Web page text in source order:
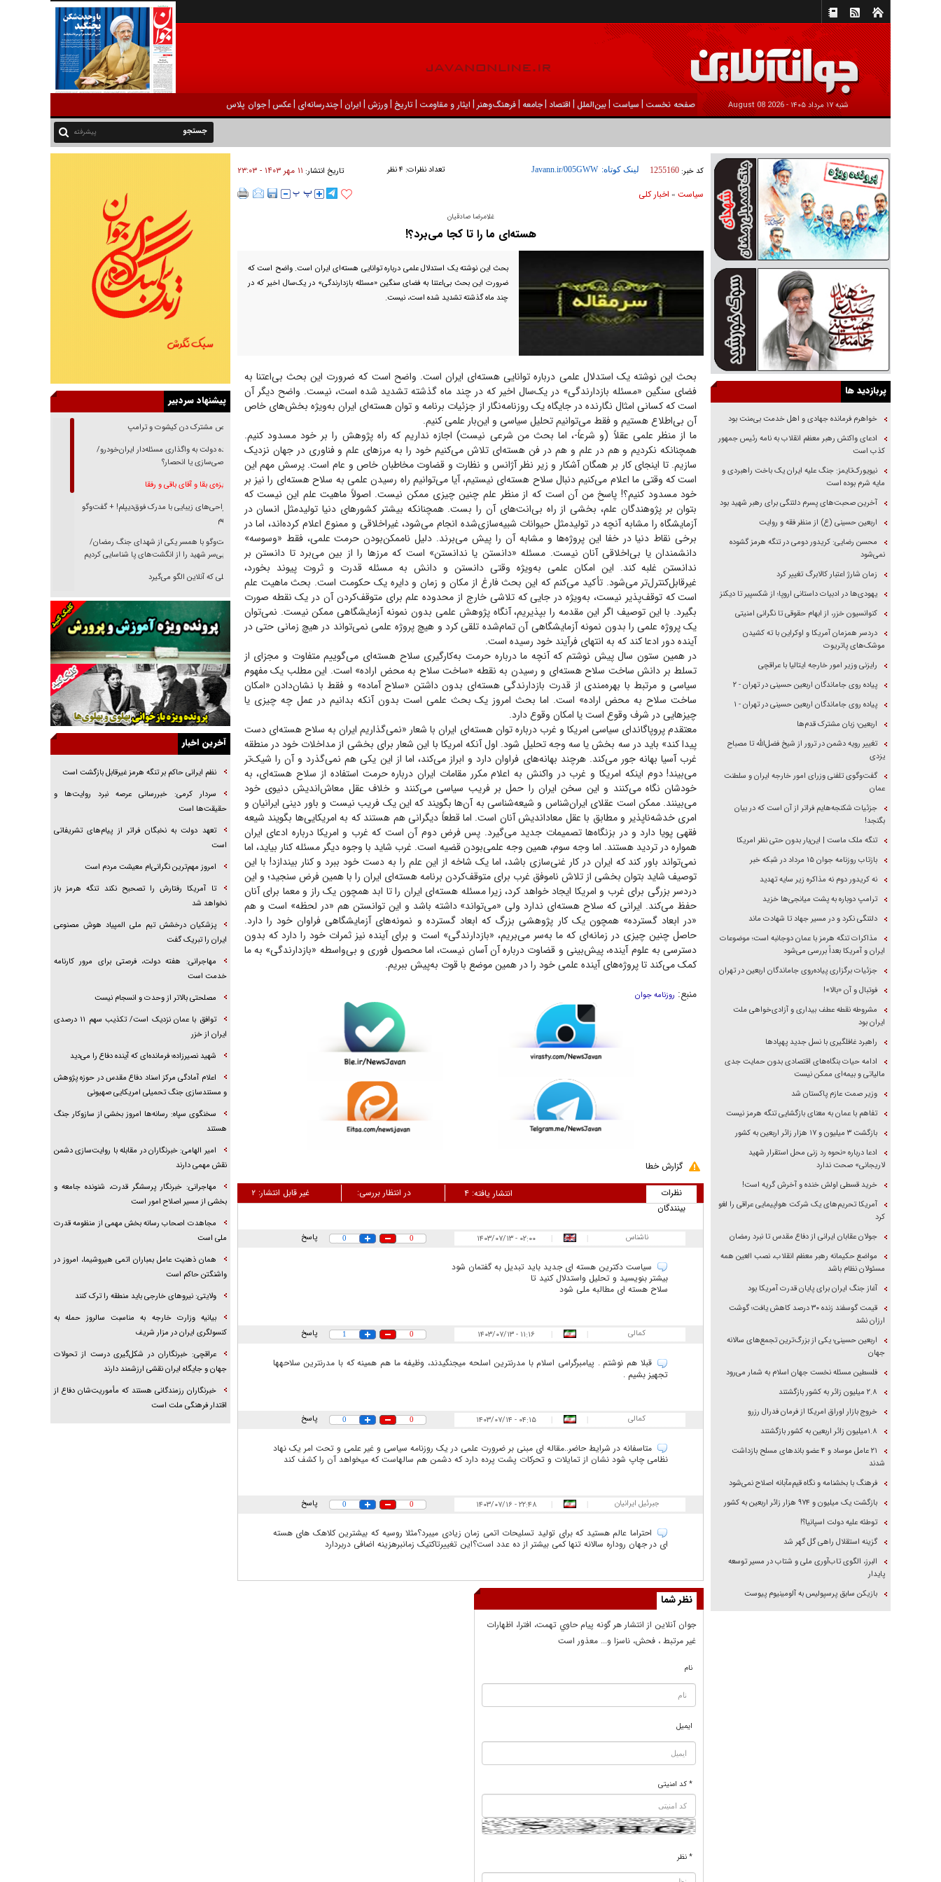
شنبه ۱۷ مرداد ۱۴۰۵ - 2026 August 08 صفحه نخست | سیاست |بين‌الملل | اقتصاد |جامعه |فرهنگ‌و‌هنر | ایثار و مقاومت |تاریخ |ورزش | ايران |چندرسانه‌ای |عکس |جوان پلاس
پیشرفته
کد خبر: 1255160 لینک کوتاه: تعداد نظرات: ۴ نظر تاریخ انتشار: ۱۱ مهر ۱۴۰۳ - ۲۳:۰۳
سیاست» اخبار کلی
غلامرضا صادقیان
هسته‌ای ما را تا کجا می‌برد؟!
بحث این نوشته یک استدلال علمی درباره توانایی هسته‌ای ایران است. واضح است که
ضرورت این بحث بی‌اعتنا به فضای سنگین «مسئله بازدارندگی» در یک‌سال اخیر که در
چند ماه گذشته تشدید شده است، نیست.
بحث این نوشته یک استدلال علمی درباره توانایی هسته‌ای ایران است. واضح است که ضرورت این بحث بی‌اعتنا به
فضای سنگین «مسئله بازدارندگی» در یک‌سال اخیر که در چند ماه گذشته تشدید شده است، نیست. واضح دیگر آن
است که کسانی امثال نگارنده در جایگاه یک روزنامه‌نگار از جزئیات برنامه و توان هسته‌ای ایران به‌ویژه بخش‌های خاص
آن بی‌اطلاع هستیم و فقط می‌توانیم تحلیل سیاسی و این‌بار علمی کنیم.
ما از منظر علمی عقلاً (و شرعاً-، اما بحث من شرعی نیست) اجازه نداریم که راه پژوهش را بر خود مسدود کنیم.
همچنانکه نکردیم و هم در علم و هم در فن هسته‌ای تلاش می‌کنیم خود را به مرز‌های علم و فناوری در جهان نزدیک
سازیم. تا اینجای کار بر همگان آشکار و زیر نظر آژانس و نظارت و قضاوت مخاطبان خاص و عام است. پرسش مهم این
است که وقتی ما اعلام می‌کنیم دنبال سلاح هسته‌ای نیستیم، آیا می‌توانیم راه رسیدن علمی به سلاح هسته‌ای را نیز بر
خود مسدود کنیم؟! پاسخ من آن است که از منظر علم چنین چیزی ممکن نیست. اصولاً ماهیت علم این نیست که
بتوان بر پژوهندگان علم، بخشی از راه بی‌انت‌های آن را بست. همچنانکه بیشتر کشور‌های دنیا تولیدمثل انسان در
آزمایشگاه را مشابه آنچه در تولیدمثل حیوانات شبیه‌سازی‌شده انجام می‌شود، غیراخلاقی و ممنوع اعلام کرده‌اند، اما در
برخی نقاط دنیا در خفا این پروژه‌ها و مشابه آن را پیش می‌برند. دلیل ناممکن‌بودن حرمت علمی، فقط «وسوسه»
دانشمندان یا بی‌اخلاقی آنان نیست. مسئله «دانستن یا ندانستن» است که مرز‌ها را از بین می‌برد تا دانستن بر
ندانستن غلبه کند. این امکان علمی به‌ویژه وقتی دانستن و دانش به مسئله قدرت و ثروت پیوند بخورد،
غیرقابل‌کنترل‌تر می‌شود. تأکید می‌کنم که این بحث فارغ از مکان و زمان و دایره یک حکومت است. بحث ماهیت علم
است که توقف‌پذیر نیست، به‌ویژه در جایی که تلاشی خارج از محدوده علم برای متوقف‌کردن آن در یک نقطه صورت
بگیرد. با این توصیف اگر این مقدمه را بپذیریم، آنگاه پژوهش علمی بدون نمونه آزمایشگاهی ممکن نیست. نمی‌توان
یک پروژه علمی را بدون نمونه آزمایشگاهی آن تمام‌شده تلقی کرد و هیچ پروژه علمی نمی‌تواند در هیچ زمانی حتی در
آینده دور ادعا کند که به انتهای فرآیند خود رسیده است.
در همین ستون سال پیش نوشتم که آنچه ما درباره حرمت به‌کارگیری سلاح هسته‌ای می‌گوییم متفاوت و مجزای از
تسلط بر دانش ساخت سلاح هسته‌ای و رسیدن به نقطه «ساخت سلاح به محض اراده» است. این مطلب یک مفهوم
سیاسی و مرتبط با بهره‌مندی از قدرت بازدارندگی هسته‌ای بدون داشتن «سلاح آماده» و فقط با نشان‌دادن «امکان
ساخت سلاح به محض اراده» است. اما بحث امروز یک بحث علمی است بدون آنکه بدانیم در عمل چه چیزی یا
چیز‌هایی در شرف وقوع است یا امکان وقوع دارد.
معتقدم پروپاگاندای سیاسی امریکا و غرب درباره توان هسته‌ای ایران با شعار «نمی‌گذاریم ایران به سلاح هسته‌ای دست
پیدا کند» باید در سه بخش یا سه وجه تحلیل شود. اول آنکه امریکا با این شعار برای بخشی از مداخلات خود در منطقه
غرب آسیا بهانه جور می‌کند. هرچند بهانه‌های فراوان دارد و ابراز می‌کند، اما از این یکی هم نمی‌گذرد و آن را شیک‌تر
می‌بیند! دوم اینکه امریکا و غرب در واکنش به اعلام مکرر مقامات ایران درباره حرمت استفاده از سلاح هسته‌ای، به
خودشان نگاه می‌کنند و این سخن ایران را حمل بر فریب سیاسی می‌کنند و خلاف عقل معاش‌اندیش دنیوی خود
می‌بینند. ممکن است عقلای ایران‌شناس و شیعه‌شناسی به آن‌ها بگویند که این یک فریب نیست و باور دینی ایرانیان و
امری خدشه‌ناپذیر و مطابق با عقل معاداندیش آنان است. اما قطعاً دیگرانی هم هستند که به امریکایی‌ها بگویند شیعه
فقهی پویا دارد و در بزنگاه‌ها تصمیمات جدید می‌گیرد. پس فرض دوم آن است که غرب و امریکا درباره ادعای ایران
همواره در تردید هستند. اما وجه سوم، همین وجه علمی‌بودن قضیه است. غرب شاید با وجوه دیگر مسئله کنار بیاید، اما
نمی‌تواند باور کند که ایران در کار غنی‌سازی باشد، اما یک شاخه از این علم را به دست خود ببرد و کنار بیندازد! با این
توصیف شاید بتوان بخشی از تلاش ناموفق غرب برای متوقف‌کردن برنامه هسته‌ای ایران را با همین فرض سنجید؛ و این
دردسر بزرگی برای غرب و امریکا ایجاد خواهد کرد، زیرا مسئله هسته‌ای ایران را تا ابد همچون یک راز و معما برای آنان
حفظ می‌کند. ایرانی که سلاح هسته‌ای ندارد ولی «می‌تواند» داشته باشد و این توانستن هم «در لحظه» است و هم
«در ابعاد گسترده» همچون یک کار پژوهشی بزرگ که ابعاد گسترده و نمونه‌های آزمایشگاهی فراوان خود را دارد.
حاصل چنین چیزی در زمانه‌ای که ما به‌سر می‌بریم، «بازدارندگی» است و برای آینده نیز ثمرات خود را دارد که بدون
دسترسی به علوم آینده، پیش‌بینی و قضاوت درباره آن آسان نیست، اما محصول فوری و بی‌واسطه «بازدارندگی» به ما
کمک می‌کند تا پروژه‌های آینده علمی خود را در همین موضع با قوت به‌پیش ببریم.
منبع: روزنامه جوان
گزارش خطا
نظرات
بینندگان
غیر قابل انتشار:۲ در انتظار بررسی: انتشار یافته:۴
ناشناس |
| ۰۲:۰۰ - ۱۴۰۳/۰۷/۱۳ 0
0 پاسخ
سیاست دکترین هسته ای جدید باید تبدیل به گفتمان شود
بیشتر بنویسید و تحلیل واستدلال کنید تا
سلاح هسته ای مطالبه ملی شود
کمالی ۱۱:۱۶ - ۱۴۰۳/۰۷/۱۳ 0
1 پاسخ
قبلا هم نوشتم . پیامبرگرامی اسلام با مدرنترین اسلحه میجنگیدند، وظیفه ما هم همینه که با مدرنترین سلاحهها
تجهیز بشیم .
کمالی |
| ۰۴:۱۵ - ۱۴۰۳/۰۷/۱۴ 0
0 پاسخ
متاسفانه در شرایط حاضر..مقاله ای مبنی بر ضرورت علمی در یک روزنامه سیاسی و غیر علمی و تحت امر یک نهاد
نظامی چاپ شود نشان از تمایلات و تحرکات پشت پرده دارد که دشمن هم سالهاست که میخواهد آن را کشف کند
جبرئیل ایرانیان |
| ۲۲:۴۸ - ۱۴۰۳/۰۷/۱۶ 0
0 پاسخ
احتراما عالم هستید که برای تولید تسلیحات اتمی زمان زیادی میبرد؟مثلا روسیه که بیشترین کلاهک های هسته
ای در جهان روداره سالانه تنها کمی بیشتر از ده عدد است؟این تغییرتاکتیک زمانبرهزینه اضافی دربردارد
نظر شما
جوان آنلاين از انتشار هر گونه پيام حاوي تهمت، افترا، اظهارات
غير مرتبط ، فحش، ناسزا و... معذور است
نام
ایمیل
* کد امنیتی
* نظر
پربازدید ها
خواهرم فرمانده جهادی و اهل خدمت بی‌منت بود
ادعای واکنش رهبر معظم انقلاب به نامه رئیس جمهور
کذب است
نیویورک‌تایمز: جنگ علیه ایران یک باخت راهبردی و
مایه شرم بوده است
آخرین صحبت‌های پسرم دلتنگی برای رهبر شهید بود
اربعین حسینی (ع) از منظر فقه و روایت
محسن رضایی: کریدور دومی در تنگه هرمز گشوده
نمی‌شود
زمان شارژ اعتبار کالابرگ تغییر کرد
یهودی‌ها در ادبیات داستانی اروپا؛ از شکسپیر تا دیکنز
کنوانسیون خزر، از ابهام حقوقی تا نگرانی امنیتی
دردسر همزمان آمریکا و اوکراین با ته کشیدن
موشک‌های پاتریوت
رایزنی وزیر امور خارجه ایتالیا با عراقچی
پیاده روی جاماندگان اربعین حسینی در تهران - ۲
پیاده روی جاماندگان اربعین حسینی در تهران - ۱
اربعین؛ زبان مشترک قدم‌ها
تغییر رویه دشمن در ترور از شیخ فضل‌الله تا مصباح
یزدی
گفت‌وگوی تلفنی وزرای امور خارجه ایران و سلطنت
عمان
جزئیات شکنجه‌هایم فراتر از آن است که در بیان
بگنجد!
تنگه ملک ماست | این‌بار بدون حتی نظر امریکا
بازتاب روزنامه جوان ۱۵ مرداد در شبکه خبر
نه کریدور دوم نه مذاکره زیر سایه تهدید
ترامپ دوباره به پشت میانجی‌ها خزید
دلتنگی نکرد و در مسیر جهاد تا شهادت ماند
مذاکرات تنگه هرمز با عمان دوجانبه است؛ موضوعات
ایران و آمریکا بعداً بررسی می‌شود
جزئیات برگزاری پیاده‌روی جاماندگان اربعین در تهران
فوتبال و آن «بالا»!
مشروطه نقطه عطف بیداری و آزادی‌خواهی ملت
ایران بود
راهبرد غافلگیری با نسل جدید پهپاد‌ها
ادامه حیات بنگاه‌های اقتصادی بدون حمایت جدی
مالیاتی و بیمه‌ای ممکن نیست
وزیر صمت عازم پاکستان شد
تفاهم با عمان به معنای بازگشایی تنگه هرمز نیست
بازگشت ۳ میلیون و ۱۷ هزار زائر اربعین به کشور
ادعا درباره «نحوه رد زنی محل استقرار شهید
لاریجانی» صحت ندارد
خرید قسطی اولش خنده و آخرش گریه است!
آمریکا تحریم‌های یک شرکت هواپیمایی عراقی را لغو
کرد
جولان عقابان ایرانی از دفاع مقدس تا نبرد رمضان
مواضع حکیمانه رهبر معظم انقلاب، نصب العین همه
مسئولان نظام باشد
آغاز جنگ ایران برای پایان قدرت آمریکا بود
قیمت گوسفند زنده ۳۰ درصد کاهش یافت؛ گوشت
ارزان نشد
اربعین حسینی؛ یکی از بزرگ‌ترین تجمع‌های سالانه
جهان
فلسطین مسئله نخست جهان اسلام به شمار می‌رود
۲.۸ میلیون زائر به کشور بازگشتند
خروج بازار اوراق امریکا از فرمان فدرال رزرو
۱.۸میلیون زائر اربعین به کشور بازگشتند
۲۱ عامل موساد و ۴ عضو باند‌های مسلح بازداشت
شدند
فرهنگ با بخشنامه و نگاه قیم‌مآبانه اصلاح نمی‌شود
بازگشت یک میلیون و ۹۷۴ هزار زائر اربعین به کشور
توطئه علیه دولت اسپانیا؟!
گزینه استقلال راهی گل گهر شد
البرز، الگوی تاب‌آوری ملی و شتاب در مسیر توسعه
پایدار
بازیکن سابق پرسپولیس به آلومینیوم پیوست
پیشنهاد سردبیر
رقص مشترک دن کیشوت و ترامپ
دنده دولت به واگذاری مسئله‌دار ایران‌خودرو/
خصوصی‌سازی یا انحصار؟
غریزه‌ی بقا و آقای باقی و رفقا
جراحی‌های زیبایی با مدرک فوق‌دیپلم! + گفت‌وگو
با متهم
گفت‌وگو با همسر یکی از شهدای جنگ رمضان/
پیکر بی‌سر شهید را از انگشت‌های پا شناسایی کردیم
نسلی که آنلاین الگو می‌گیرد
گفت‌وگو با آیت‌الله جاودان/ جفای مخالفان مکانت
معنوی رهبر شهید را ارتقا می‌داد
راننده مست به قانون می‌خندد
همه آقای دوربینی شده‌ایم!
قصه ناتمام سرویس مدارس
آیا مقاومت فلسطین خلع‌سلاح می‌شود؟
الگوی وحدت‌آفرین در ادراک سیاست خارجی
گفتگوی دکتر اخوان مدیرمسئول روزنامه جوان با
فریاد‌ها و ناله‌های دوستان مبارزدلم را آتش می‌زد
آخرین اخبار
نظم ایرانی حاکم بر تنگه هرمز غیرقابل بازگشت است
سردار کرمی: خبررسانی عرصه نبرد روایت‌ها و
حقیقت‌ها است
تعهد دولت به نخبگان فراتر از پیام‎‌های تشریفاتی
است
امروز مهم‌ترین نگرانی‌ام معیشت مردم است
تا آمریکا رفتارش را تصحیح نکند تنگه هرمز باز
نخواهد شد
پزشکیان درخشش تیم ملی المپیاد هوش مصنوعی
ایران را تبریک گفت
مهاجرانی: هفته دولت، فرصتی برای مرور کارنامه
خدمت است
مصلحتی بالاتر از وحدت و انسجام نیست
توافق با عمان نزدیک است/ تکذیب سهم ۱۱ درصدی
ایران از خزر
شهید نصیرزاده؛ فرمانده‌ای که آینده دفاع را می‌دید
اعلام آمادگی مرکز اسناد دفاع مقدس در حوزه پژوهش
و مستندسازی جنگ تحمیلی امریکایی صهیونی
سخنگوی سپاه: رسانه‌ها امروز بخشی از سازوکار جنگ
هستند
امیر الهامی: خبرنگاران در مقابله با روایت‌سازی دشمن
نقش مهمی دارند
مهاجرانی: خبرنگار پرسشگر قدرت، شنونده جامعه و
بخشی از مسیر اصلاح امور است
مجاهدت اصحاب رسانه بخش مهمی از منظومه قدرت
ملی است
همان ذهنیت عامل بمباران اتمی هیروشیما، امروز در
واشنگتن حاکم است
ولایتی: نیروهای خارجی باید منطقه را ترک کنند
بیانیه وزارت خارجه به مناسبت سالروز حمله به
کنسولگری ایران در مزار شریف
عراقچی: خبرنگاران در شکل‌گیری درست از تحولات
جهان و جایگاه ایران نقشی ارزشمند دارند
خبرنگاران رزمندگانی هستند که مأموریت‌شان دفاع از
اقتدار فرهنگی ملت است